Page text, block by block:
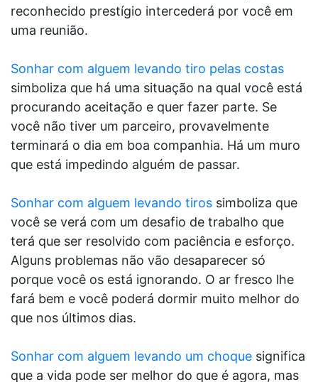
reconhecido prestígio intercederá por você em
uma reunião.
Sonhar com alguem levando tiro pelas costas
simboliza que há uma situação na qual você está
procurando aceitação e quer fazer parte. Se
você não tiver um parceiro, provavelmente
terminará o dia em boa companhia. Há um muro
que está impedindo alguém de passar.
Sonhar com alguem levando tiros simboliza que
você se verá com um desafio de trabalho que
terá que ser resolvido com paciência e esforço.
Alguns problemas não vão desaparecer só
porque você os está ignorando. O ar fresco lhe
fará bem e você poderá dormir muito melhor do
que nos últimos dias.
Sonhar com alguem levando um choque significa
que a vida pode ser melhor do que é agora, mas